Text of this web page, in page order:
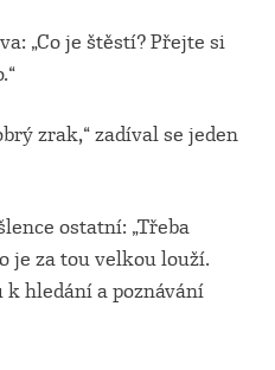
„Co je štěstí? Přejte si
zrak,“ zadíval se jeden
ostatní: „Třeba
je za tou velkou louží.
hledání a poznávání